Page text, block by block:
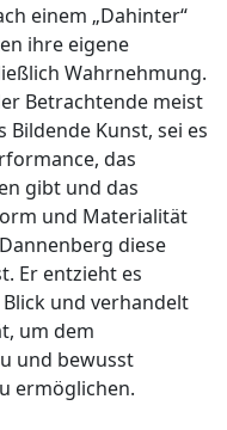
einem „Dahinter“
ihre eigene
Wahrnehmung.
Betrachtende meist
Kunst, sei es
das
gibt und das
und Materialität
diese
Er entzieht es
und verhandelt
um dem
und bewusst
ermöglichen.